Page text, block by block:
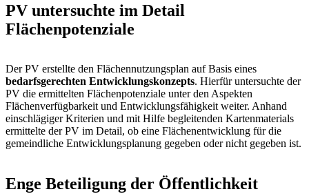
PV untersuchte im Detail
Flächenpotenziale
Der PV erstellte den Flächennutzungsplan auf Basis eines
bedarfsgerechten Entwicklungskonzepts. Hierfür untersuchte der
PV die ermittelten Flächenpotenziale unter den Aspekten
Flächenverfügbarkeit und Entwicklungsfähigkeit weiter. Anhand
einschlägiger Kriterien und mit Hilfe begleitenden Kartenmaterials
ermittelte der PV im Detail, ob eine Flächenentwicklung für die
gemeindliche Entwicklungsplanung gegeben oder nicht gegeben ist.
Enge Beteiligung der Öffentlichkeit